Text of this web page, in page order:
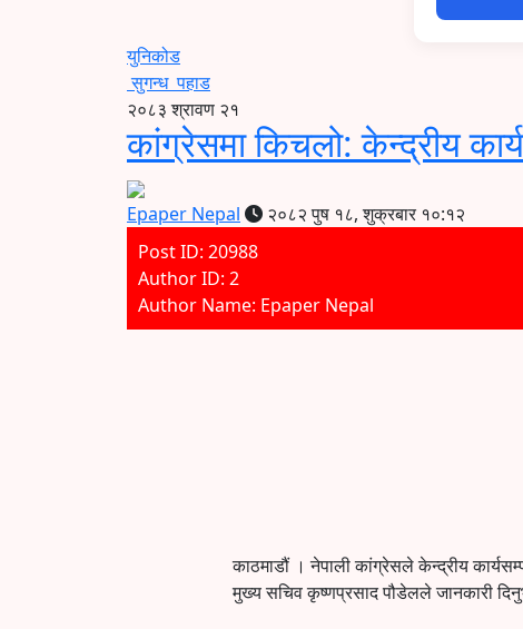
युनिकोड
सुगन्ध पहाड
२०८३ श्रावण २१
कांग्रेसमा किचलो: केन्द्रीय
Epaper Nepal
२०८२ पुष १८, शुक्रबार १०:१२
Post ID: 20988
Author ID: 2
Author Name: Epaper Nepal
काठमाडौं । नेपाली कांग्रेसले केन्द्रीय
मुख्य सचिव कृष्णप्रसाद पौडेलले जानकारी